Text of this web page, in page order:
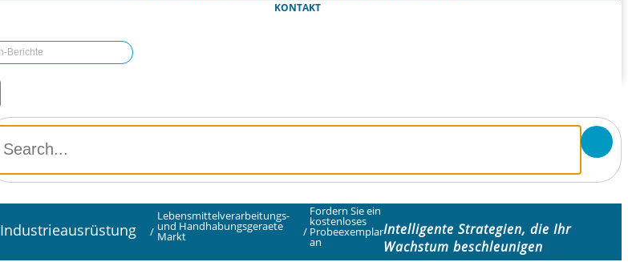
KONTAKT
Industrieausrüstung /
Lebensmittelverarbeitungs-
und Handhabungsgeraete
Markt /
Fordern Sie ein
kostenloses
Probeexemplar
an
Intelligente Strategien, die Ihr
Wachstum beschleunigen